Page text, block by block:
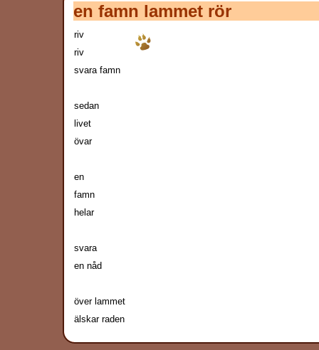
en famn
riv
riv
svara famn
sedan
livet
övar
en
famn
helar
svara
en nåd
över lammet
älskar raden